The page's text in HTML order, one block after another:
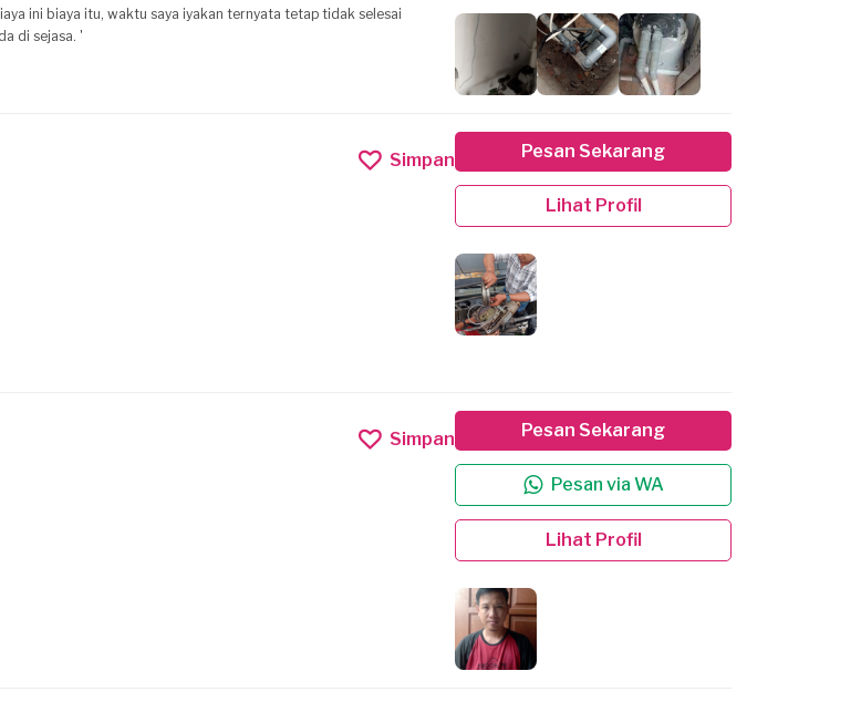
ini biaya itu, waktu saya iyakan ternyata tetap tidak selesai
terkesan dia memang cuma ingin memaksimalkan semua biaya terkait yang ada di sejasa. '
Simpan Pesan Sekarang
Lihat Profil
Simpan Pesan Sekarang
Pesan via WA
Lihat Profil